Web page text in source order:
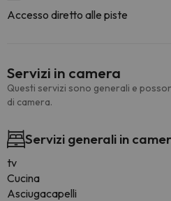
Accesso diretto alle piste
Servizi in camera
Questi servizi sono generali e
di camera.
Servizi generali in
tv
Cucina
Asciugacapelli